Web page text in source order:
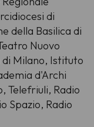
di
della Basilica di
Nuovo
Milano, Istituto
d'Archi
Telefriuli, Radio
Spazio, Radio